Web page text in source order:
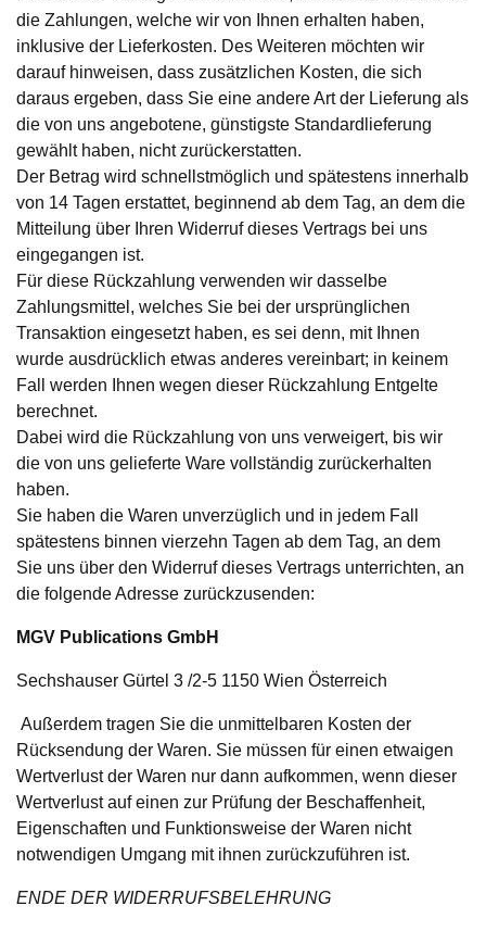
die Zahlungen, welche wir von Ihnen erhalten haben,
inklusive der Lieferkosten. Des Weiteren möchten wir
darauf hinweisen, dass zusätzlichen Kosten, die sich
daraus ergeben, dass Sie eine andere Art der Lieferung als
die von uns angebotene, günstigste Standardlieferung
gewählt haben, nicht zurückerstatten.
Der Betrag wird schnellstmöglich und spätestens innerhalb
von 14 Tagen erstattet, beginnend ab dem Tag, an dem die
Mitteilung über Ihren Widerruf dieses Vertrags bei uns
eingegangen ist.
Für diese Rückzahlung verwenden wir dasselbe
Zahlungsmittel, welches Sie bei der ursprünglichen
Transaktion eingesetzt haben, es sei denn, mit Ihnen
wurde ausdrücklich etwas anderes vereinbart; in keinem
Fall werden Ihnen wegen dieser Rückzahlung Entgelte
berechnet.
Dabei wird die Rückzahlung von uns verweigert, bis wir
die von uns gelieferte Ware vollständig zurückerhalten
haben.
Sie haben die Waren unverzüglich und in jedem Fall
spätestens binnen vierzehn Tagen ab dem Tag, an dem
Sie uns über den Widerruf dieses Vertrags unterrichten, an
die folgende Adresse zurückzusenden:
MGV Publications GmbH
Sechshauser Gürtel 3 /2-5 1150 Wien Österreich
Außerdem tragen Sie die unmittelbaren Kosten der
Rücksendung der Waren. Sie müssen für einen etwaigen
Wertverlust der Waren nur dann aufkommen, wenn dieser
Wertverlust auf einen zur Prüfung der Beschaffenheit,
Eigenschaften und Funktionsweise der Waren nicht
notwendigen Umgang mit ihnen zurückzuführen ist.
ENDE DER WIDERRUFSBELEHRUNG